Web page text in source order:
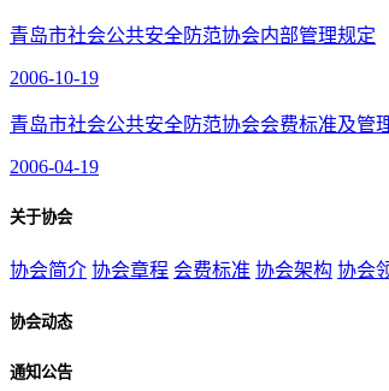
青岛市社会公共安全防范协会内部管理规定
2006-10-19
青岛市社会公共安全防范协会会费标准及管
2006-04-19
关于协会
协会简介 协会章程 会费标准 协会架构 协会
协会动态
通知公告